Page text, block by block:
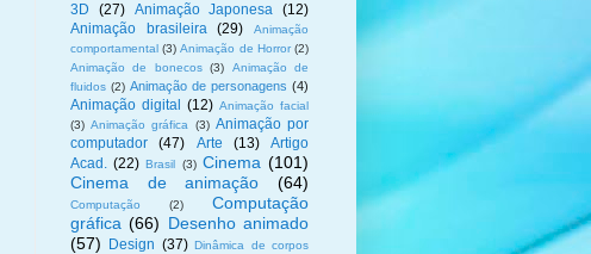
3D
(27) Animação Japonesa (12)
Animação brasileira
(29)
Animação
comportamental (3) Animação de Horror (2)
Animação de bonecos (3)
Animação de
fluidos (2) Animação de personagens (4)
Animação digital (12) Animação facial
(3) Animação gráfica (3) Animação por
computador
(47) Arte (13)
Artigo
Acad. (22) Brasil (3) Cinema (101)
Cinema de animação
(64)
Computação (2)
Computação
gráfica (66) Desenho animado
(57)
Design (37) Dinâmica de corpos